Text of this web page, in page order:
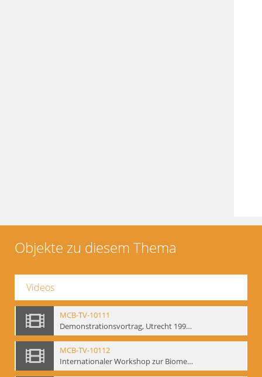
Objekte zu diesem Thema
Videos
MCB-TV-10111
Demonstrationsvortrag, Utrecht 1991 (2) - Interne Signatur: BM-vid-18
MCB-TV-10112
Internationaler Workshop zur Biomechanik, GITIS, Moskau, Januar 1993 (Bd.1) - Interne Signatur: BM-vid-19